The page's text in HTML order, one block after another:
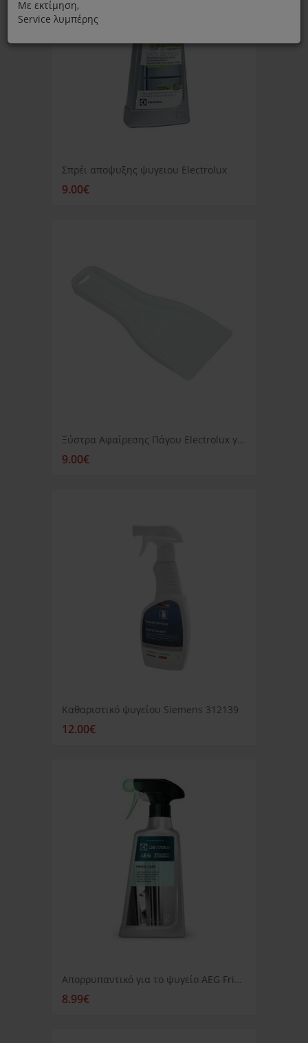
Σπρέι αποψυξης ψυγειου Electrolux
9.00€
Ξύστρα Αφαίρεσης Πάγου Electrolux για ψυγείο
9.00€
Καθαριστικό ψυγείου Siemens 312139
12.00€
Απορρυπαντικό για το ψυγείο AEG Frigocare 500ml
8.99€
Με εκτίμηση,
Service λυμπέρης